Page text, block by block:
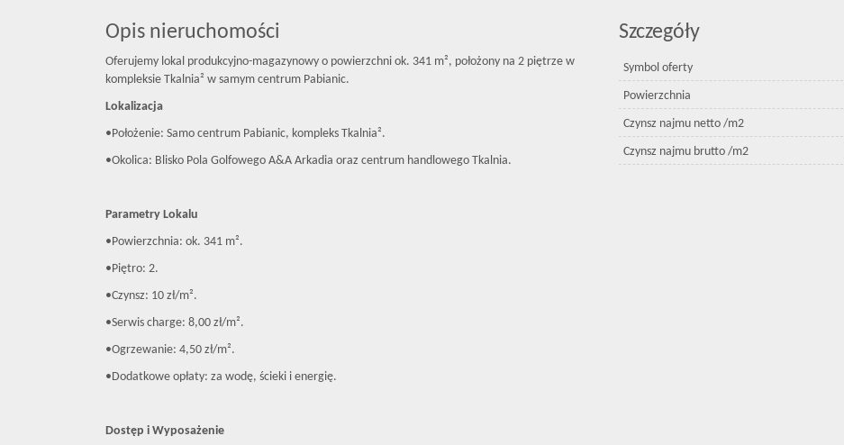
Opis nieruchomości
Oferujemy lokal produkcyjno-magazynowy o powierzchni ok. 341 m², położony na 2 piętrze w
kompleksie Tkalnia² w samym centrum Pabianic.
Lokalizacja
•Położenie: Samo centrum Pabianic, kompleks Tkalnia².
•Okolica: Blisko Pola Golfowego A&A Arkadia oraz centrum handlowego Tkalnia.
Parametry Lokalu
•Powierzchnia: ok. 341 m².
•Piętro: 2.
•Czynsz: 10 zł/m².
•Serwis charge: 8,00 zł/m².
•Ogrzewanie: 4,50 zł/m².
•Dodatkowe opłaty: za wodę, ścieki i energię.
Dostęp i Wyposażenie
Szczegóły
Symbol oferty
Powierzchnia
Czynsz najmu netto /m2
Czynsz najmu brutto /m2